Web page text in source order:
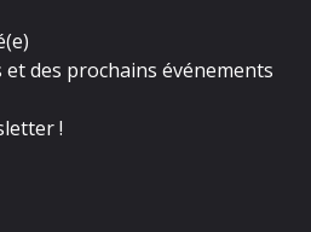
des prochains événements
!